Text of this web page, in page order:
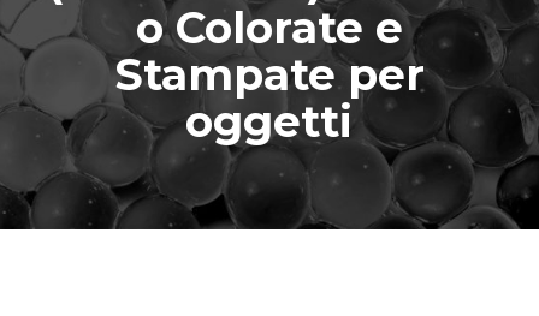
o Colorate e
Stampate per
oggetti